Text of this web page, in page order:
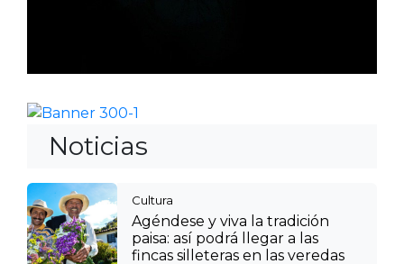
Noticias
Cultura
Agéndese y viva la tradición
paisa: así podrá llegar a las